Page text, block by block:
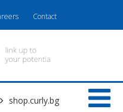
Contact
shop.curly.bg